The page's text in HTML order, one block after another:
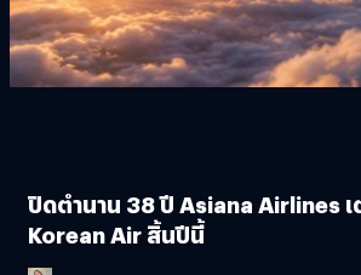
ปิดตำนาน 38 ปี Asiana Airlines
Korean Air สิ้นปีนี้